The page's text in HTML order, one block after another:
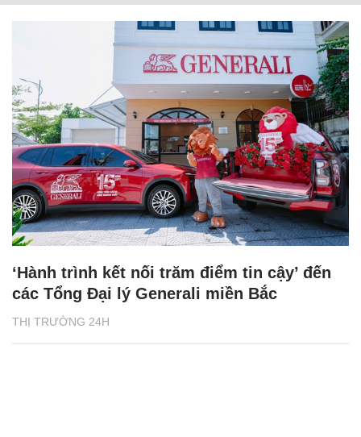
THỊ TRƯỜNG 24H
‘Hành trình kết nối trăm điểm tin cậy’ đến
các Tổng Đại lý Generali miền Bắc